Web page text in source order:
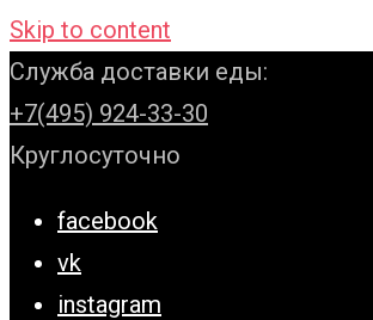
Skip to content
Служба доставки еды:
+7(495) 924-33-30
Круглосуточно
facebook
vk
instagram